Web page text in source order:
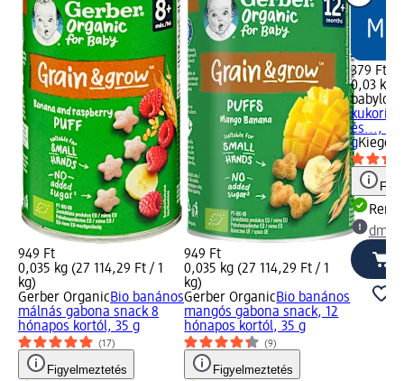
949 Ft
0,035 kg (27 114,29 Ft / 1
kg)
Gerber OrganicBio banános
málnás gabona snack 8
hónapos kortól, 35 g
(17)
Figyelmeztetés
949 Ft
0,035 kg (27 114,29 Ft / 1
kg)
Gerber OrganicBio banános
mangós gabona snack, 12
hónapos kortól, 35 g
(9)
Figyelmeztetés
379 Ft
0,03 kg
babylove
és..., 30
g
dm